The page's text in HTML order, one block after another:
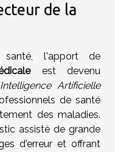
de la
l'apport de
est devenu
Intelligence Artificielle
de santé
des maladies.
assisté de grande
d'erreur et offrant